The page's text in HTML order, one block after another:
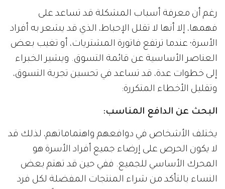
رغم أن معرفة أسباب المشكلة قد تساعد على
فهمها، إلا أنها لا تقلل الإحباط، الذي قد يشعر به أفراد
الأسرة؛ عندما ترتفع فاتورة المشتريات، أو تغيب بعض
العناصر الأساسية عن قائمة التسوق. ويشير الخبراء
إلى خطوات عدة، قد تساعد في تحسين تجربة التسوق،
وتقليل الأخطاء المتكررة:
البحث عن الدافع المناسب:
يختلف الأشخاص في دوافعهم واهتماماتهم، لذلك قد
لا يكون الحرص على إرضاء جميع أفراد الأسرة هو
المحرك الأساسي للجميع. ففي حين قد تهتم بعض
النساء بالتأكد من شراء المنتجات المفضلة لكل فرد